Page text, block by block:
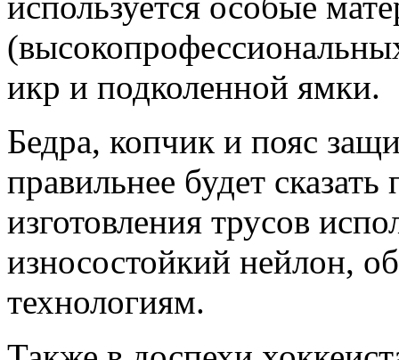
икр и подколенной ямки.
Бедра, копчик и пояс
правильнее будет
изготовления трусов
износостойкий нейлон,
технологиям.